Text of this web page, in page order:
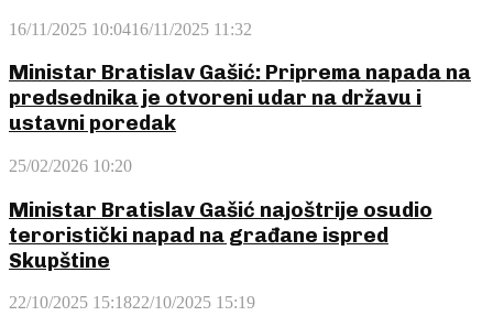
16/11/2025 10:0416/11/2025 11:32
Ministar Bratislav Gašić: Priprema napada na
predsednika je otvoreni udar na državu i
ustavni poredak
25/02/2026 10:20
Ministar Bratislav Gašić najoštrije osudio
teroristički napad na građane ispred
Skupštine
22/10/2025 15:1822/10/2025 15:19